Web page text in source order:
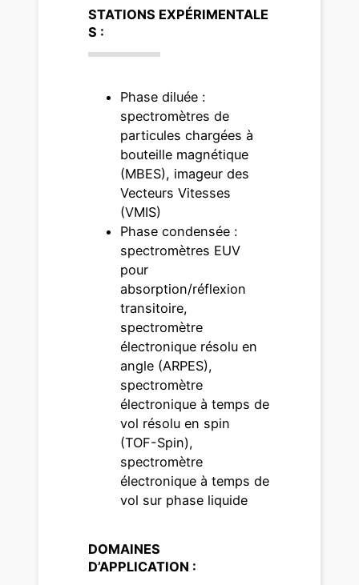
STATIONS EXPÉRIMENTALE
S :
Phase diluée :
spectromètres de
particules chargées à
bouteille magnétique
(MBES), imageur des
Vecteurs Vitesses
(VMIS)
Phase condensée :
spectromètres EUV
pour
absorption/réflexion
transitoire,
spectromètre
électronique résolu en
angle (ARPES),
spectromètre
électronique à temps de
vol résolu en spin
(TOF-Spin),
spectromètre
électronique à temps de
vol sur phase liquide
DOMAINES
D’APPLICATION :